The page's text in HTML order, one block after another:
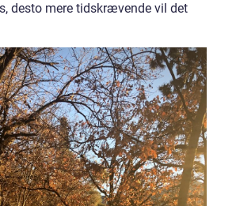
desto mere tidskrævende vil det